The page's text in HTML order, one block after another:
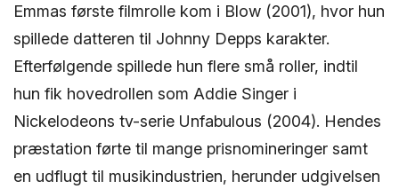
Emmas første filmrolle kom i Blow (2001), hvor hun
spillede datteren til Johnny Depps karakter.
Efterfølgende spillede hun flere små roller, indtil
hun fik hovedrollen som Addie Singer i
Nickelodeons tv-serie Unfabulous (2004). Hendes
præstation førte til mange prisnomineringer samt
en udflugt til musikindustrien, herunder udgivelsen